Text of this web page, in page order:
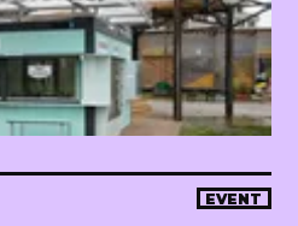
EVENT